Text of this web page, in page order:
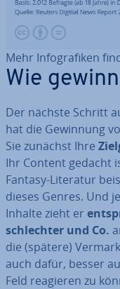
Mehr In­fo­gra­fi­ken
Wie
Der nächste Schritt
hat die Gewinnung
Sie zunächst Ihre
Ihr Content gedacht
Fantasy-Literatur
dieses Genres. Und
Inhalte zieht er
schlech­ter und Co.
die (spätere)
auch dafür, besser
Feld reagieren zu